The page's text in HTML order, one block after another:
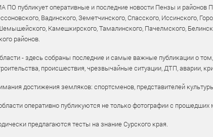
публикует оперативные и последние новости Пензы и районов
Вадинского, Земетчинского, Спасского, Иссинского,
Камешкирского, Тамалинского, Пачелмского,
районов.
- здесь собраны последние и самые важные публикации о
происшествия, чрезвычайные ситуации, ДТП, аварии,
достижения земляков: спортсменов, представителей
оперативно публикуются не только фотографии с
предлагаются тесты на знание Сурского края.